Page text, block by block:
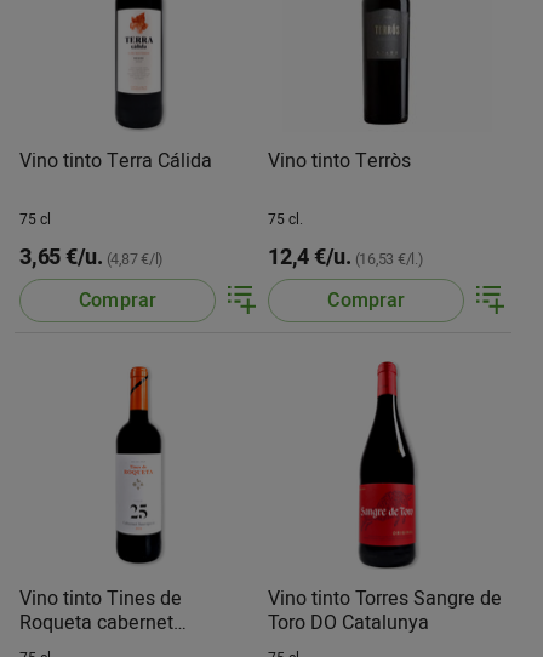
Vino tinto Terra Cálida
75 cl
3,65 €/u. (4,87 €/l)
Comprar
Vino tinto Terròs
75 cl.
12,4 €/u. (16,53 €/l.)
Comprar
Vino tinto Tines de
Roqueta cabernet
sauvignon DO Catalunya
Vino tinto Torres Sangre de
Toro DO Catalunya